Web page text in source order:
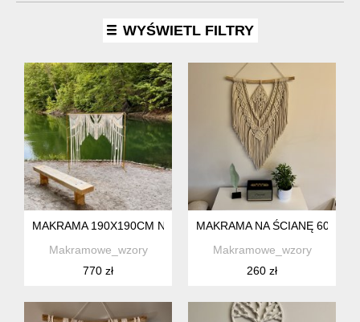
WYŚWIETL FILTRY
MAKRAMA 190X190CM NA KIJU BOHO ŚCIANKA SLUBNA
Makramowe_wzory
770 zł
MAKRAMA NA ŚCIANĘ 60CM
Makramowe_wzory
260 zł